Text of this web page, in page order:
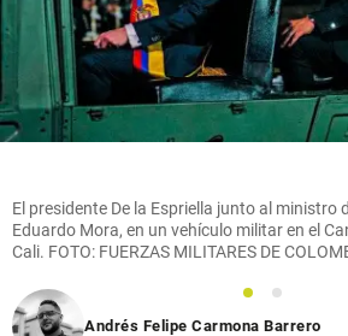
El presidente De la Espriella junto al ministro
Eduardo Mora, en un vehículo militar en el
Cali. FOTO: FUERZAS MILITARES DE
1
2
Andrés Felipe Carmona Barrero